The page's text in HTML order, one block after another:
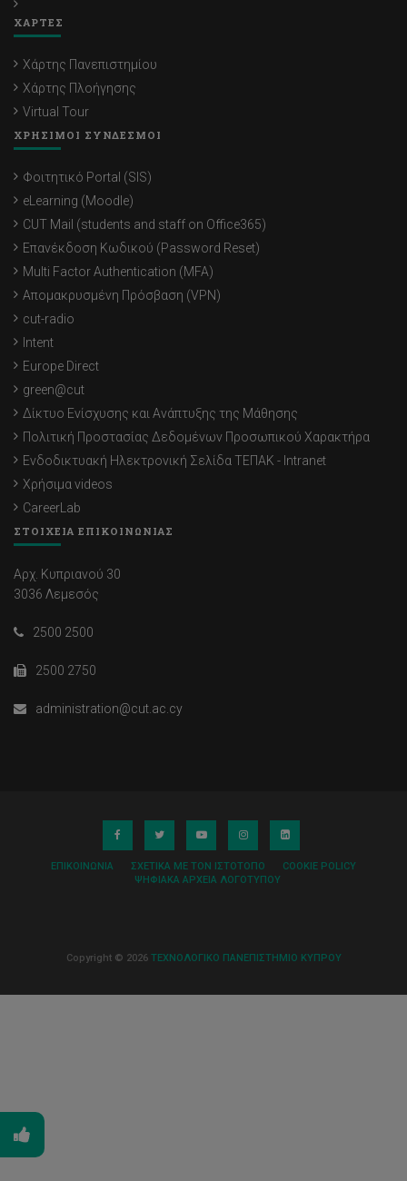
ΧΑΡΤΕΣ
Χάρτης Πανεπιστημίου
Χάρτης Πλοήγησης
Virtual Tour
ΧΡΗΣΙΜΟΙ ΣΥΝΔΕΣΜΟΙ
Φοιτητικό Portal (SIS)
eLearning (Moodle)
CUT Mail (students and staff on Office365)
Επανέκδοση Κωδικού (Password Reset)
Multi Factor Authentication (MFA)
Απομακρυσμένη Πρόσβαση (VPN)
cut-radio
Intent
Europe Direct
green@cut
Δίκτυο Ενίσχυσης και Ανάπτυξης της Μάθησης
Πολιτική Προστασίας Δεδομένων Προσωπικού Χαρακτήρα
Ενδοδικτυακή Ηλεκτρονική Σελίδα ΤΕΠΑΚ - Intranet
Χρήσιμα videos
CareerLab
ΣΤΟΙΧΕΙΑ ΕΠΙΚΟΙΝΩΝΙΑΣ
Αρχ. Κυπριανού 30
3036 Λεμεσός
2500 2500
2500 2750
administration@cut.ac.cy
ΕΠΙΚΟΙΝΩΝΊΑ ΣΧΕΤΙΚΆ ΜΕ ΤΟΝ ΙΣΤΌΤΟΠΟ
COOKIE POLICY
ΨΗΦΙΑΚΆ ΑΡΧΕΊΑ ΛΟΓΌΤΥΠΟΥ
Copyright © 2026 ΤΕΧΝΟΛΟΓΙΚΟ ΠΑΝΕΠΙΣΤΗΜΙΟ ΚΥΠΡΟΥ